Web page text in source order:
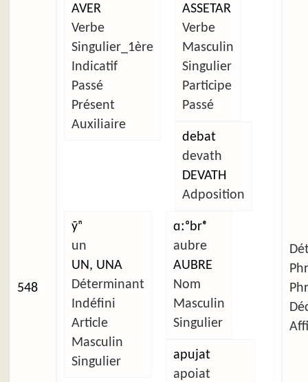
548
AVER
Verbe
Singulier_1ère
Indicatif
Passé
Présent
Auxiliaire
ASSETAR
Verbe
Masculin
Singulier
Participe
Passé
debat
devath
DEVATH
Adposition
ỹⁿ
un
UN, UNA
Déterminant
Indéfini
Article
Masculin
Singulier
ɑːᵒbrᵉ
aubre
AUBRE
Nom
Masculin
Singulier
apujat
apoiat